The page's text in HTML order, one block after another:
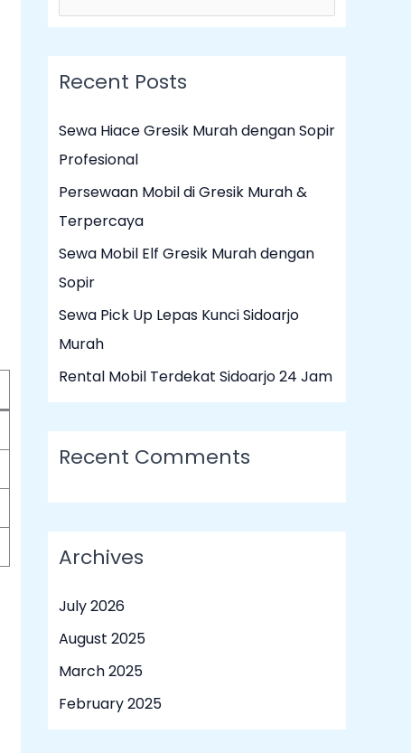
e
a
r
h
f
o
r
:
Recent Posts
Sewa Hiace Gresik Murah dengan Sopir
Profesional
Persewaan Mobil di Gresik Murah &
Terpercaya
Sewa Mobil Elf Gresik Murah dengan
Sopir
Sewa Pick Up Lepas Kunci Sidoarjo
Murah
Rental Mobil Terdekat Sidoarjo 24 Jam
Recent Comments
Archives
July 2026
August 2025
March 2025
February 2025